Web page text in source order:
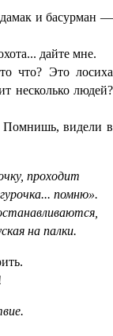
и басурман —
дайте мне.
что? Это лосиха
несколько людей?
Помнишь, видели в
проходит
помню».
на палки.